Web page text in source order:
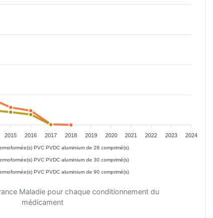
2015 2016 2017 2018 2019 2020 2021 2022 2023 2024
PVC PVDC aluminium de 28 comprimé(s)
PVC PVDC aluminium de 30 comprimé(s)
PVC PVDC aluminium de 90 comprimé(s)
Maladie pour chaque conditionnement du
médicament